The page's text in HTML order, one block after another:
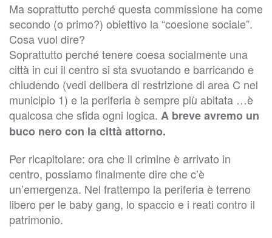
Ma soprattutto perché questa commissione ha come
secondo (o primo?) obiettivo la “coesione sociale”.
Cosa vuol dire?
Soprattutto perché tenere coesa socialmente una
città in cui il centro si sta svuotando e barricando e
chiudendo (vedi delibera di restrizione di area C nel
municipio 1) e la periferia è sempre più abitata …è
qualcosa che sfida ogni logica. A breve avremo un
buco nero con la città attorno.
Per ricapitolare: ora che il crimine è arrivato in
centro, possiamo finalmente dire che c’è
un’emergenza. Nel frattempo la periferia è terreno
libero per le baby gang, lo spaccio e i reati contro il
patrimonio.